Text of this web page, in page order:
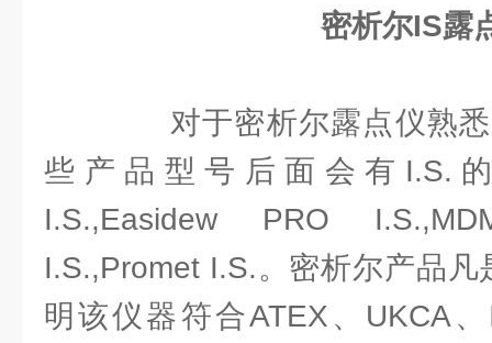
密析尔IS露
对于密析尔露点仪熟悉
些产品型号后面会有I.S.
I.S.,Easidew PRO
I.S.,Promet I.S.。密析尔产品
明该仪器符合ATEX、UKCA